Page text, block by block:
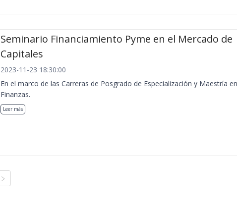
Seminario Financiamiento Pyme en el Mercado de
Capitales
2023-11-23 18:30:00
En el marco de las Carreras de Posgrado de Especialización y Maestría en
Finanzas.
Leer más